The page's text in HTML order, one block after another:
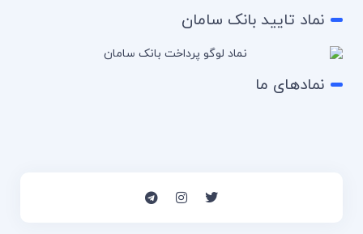
نماد تایید بانک سامان
نمادهای ما